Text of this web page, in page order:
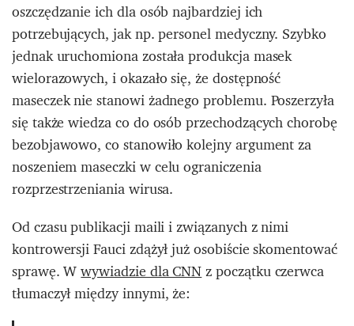
oszczędzanie ich dla osób najbardziej ich
potrzebujących, jak np. personel medyczny. Szybko
jednak uruchomiona została produkcja masek
wielorazowych, i okazało się, że dostępność
maseczek nie stanowi żadnego problemu. Poszerzyła
się także wiedza co do osób przechodzących chorobę
bezobjawowo, co stanowiło kolejny argument za
noszeniem maseczki w celu ograniczenia
rozprzestrzeniania wirusa.
Od czasu publikacji maili i związanych z nimi
kontrowersji Fauci zdążył już osobiście skomentować
sprawę. Wwywiadzie dla CNNz początku czerwca
tłumaczył między innymi, że: